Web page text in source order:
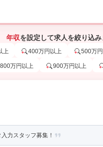
年収を設定して求人を絞り込み
上 400万円以上 500万
800万円以上 900万円以上
力スタッフ募集！